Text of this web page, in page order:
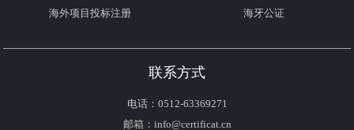
海外项目投标注册
海牙公证
联系方式
电话：0512-63369271
邮箱：info@certificat.cn